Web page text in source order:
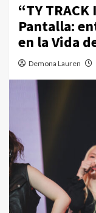
“TY TRACK
Pantalla:
en la Vida
Demona Lauren